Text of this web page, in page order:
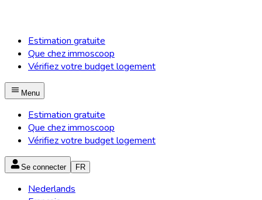
Estimation gratuite
Que chez immoscoop
Vérifiez votre budget logement
Menu
Estimation gratuite
Que chez immoscoop
Vérifiez votre budget logement
Se connecter FR
Nederlands